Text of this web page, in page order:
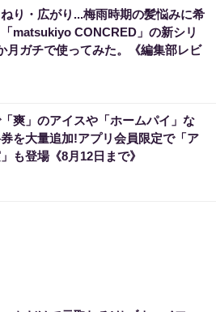
ねり・広がり...梅雨時期の髪悩みに希
matsukiyo CONCRED」の新シリ
月ガチで使ってみた。《編集部レビ
爽」のアイスや「ホームパイ」な
を大量追加!アプリ会員限定で「ア
も登場《8月12日まで》